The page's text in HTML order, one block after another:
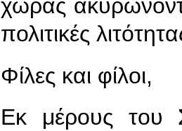
χώρας
πολιτικές
Φίλες και φίλοι,
Εκ μέρους του